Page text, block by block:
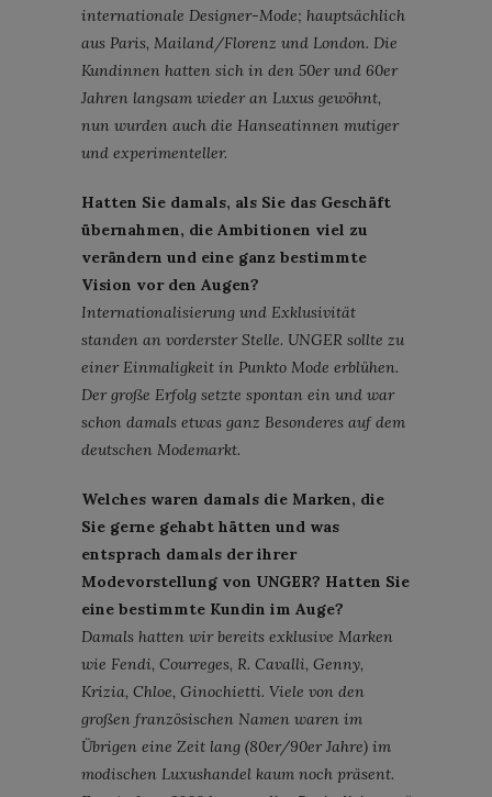
internationale Designer-Mode; hauptsächlich
aus Paris, Mailand/Florenz und London. Die
Kundinnen hatten sich in den 50er und 60er
Jahren langsam wieder an Luxus gewöhnt,
nun wurden auch die Hanseatinnen mutiger
und experimenteller.
Hatten Sie damals, als Sie das Geschäft
übernahmen, die Ambitionen viel zu
verändern und eine ganz bestimmte
Vision vor den Augen?
Internationalisierung und Exklusivität
standen an vorderster Stelle. UNGER sollte zu
einer Einmaligkeit in Punkto Mode erblühen.
Der große Erfolg setzte spontan ein und war
schon damals etwas ganz Besonderes auf dem
deutschen Modemarkt.
Welches waren damals die Marken, die
Sie gerne gehabt hätten und was
entsprach damals der ihrer
Modevorstellung von UNGER? Hatten Sie
eine bestimmte Kundin im Auge?
Damals hatten wir bereits exklusive Marken
wie Fendi, Courreges, R. Cavalli, Genny,
Krizia, Chloe, Ginochietti. Viele von den
großen französischen Namen waren im
Übrigen eine Zeit lang (80er/90er Jahre) im
modischen Luxushandel kaum noch präsent.